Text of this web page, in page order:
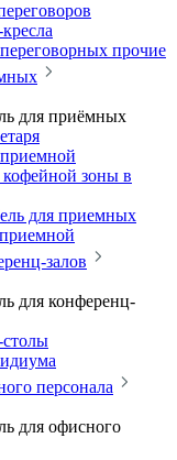
прочие
для приёмных
зоны в
для приемных
залов
для конференц-
персонала
для офисного